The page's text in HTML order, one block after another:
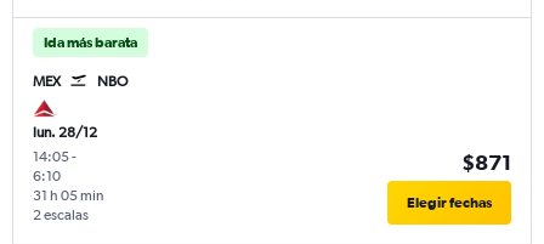
Ida más barata
MEX NBO
lun. 28/12
14:05-
6:10
2 escalas
31 h 05 min
$871
Elegir fechas